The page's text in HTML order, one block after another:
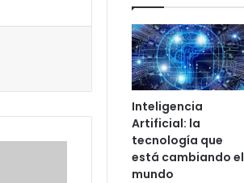
Inteligencia
Artificial: la
tecnología que
está cambiando el
mundo